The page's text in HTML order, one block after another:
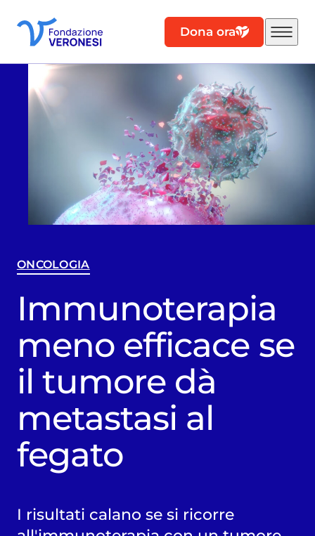
Dona ora
ONCOLOGIA
Immunoterapia
meno efficace se
il tumore dà
metastasi al
fegato
I risultati calano se si ricorre